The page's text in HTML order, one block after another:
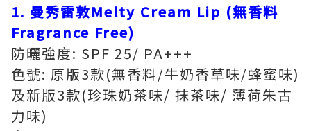
1. 曼秀雷敦Melty Cream Lip (無香料
Fragrance Free)
防曬強度: SPF 25/ PA+++
色號: 原版3款(無香料/牛奶香草味/蜂蜜味)
及新版3款(珍珠奶茶味/ 抹茶味/ 薄荷朱古
力味)